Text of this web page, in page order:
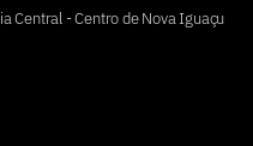
Central - Centro de Nova Iguaçu